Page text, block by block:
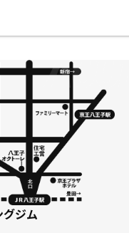
屋ボクシングジム
大会・キッズ
て
施設紹介
アクセス
会員様の声
よくあるご質問
お知らせ
サポーター募集
お問い合わせ
個人情報保護
ジム